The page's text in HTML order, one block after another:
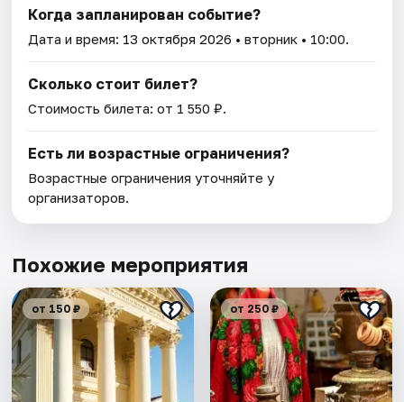
Когда запланирован событие?
Дата и время: 13 октября 2026 • вторник • 10:00.
Сколько стоит билет?
Стоимость билета: от 1 550 ₽.
Есть ли возрастные ограничения?
Возрастные ограничения уточняйте у
организаторов.
Похожие мероприятия
от 150 ₽ от 250 ₽